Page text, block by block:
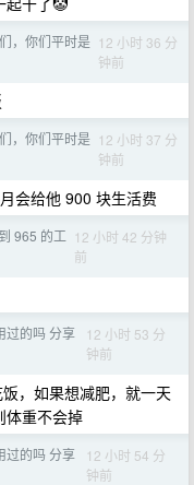
，你们平时是 12 小时 36 分
钟前
，你们平时是 12 小时 37 分
钟前
会给他 900 块生活费
965 的工 12 小时 42 分钟
前
过的吗 分享
12 小时 53 分
钟前
，如果想减肥，就一天
体重不会掉
过的吗 分享
12 小时 54 分
钟前